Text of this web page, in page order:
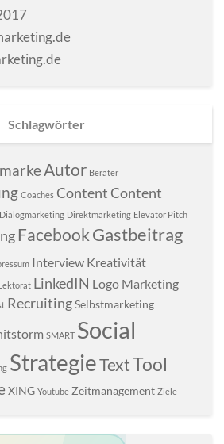
Schlagwörter
Autor Berater
Coaches Content Content
Dialogmarketing Direktmarketing Elevator Pitch
Facebook Gastbeitrag
Interview Kreativität
LinkedIN Logo Marketing
RecruitingSelbstmarketing
SMART Social
StrategieTextTool
XING Youtube Zeitmanagement Ziele